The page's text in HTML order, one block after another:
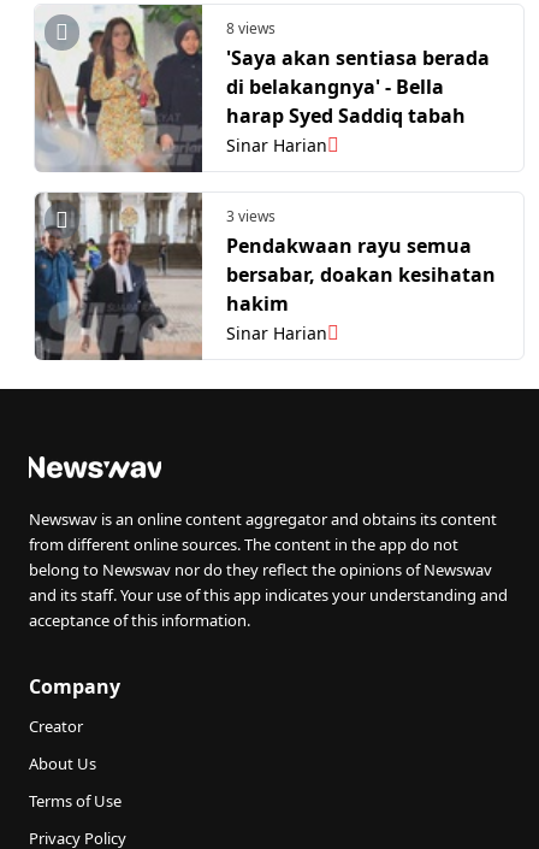
8 views
'Saya akan sentiasa berada
di belakangnya' - Bella
harap Syed Saddiq tabah
Sinar Harian
3 views
Pendakwaan rayu semua
bersabar, doakan kesihatan
hakim
Sinar Harian
Newswav is an online content aggregator and obtains its content
from different online sources. The content in the app do not
belong to Newswav nor do they reflect the opinions of Newswav
and its staff. Your use of this app indicates your understanding and
acceptance of this information.
Company
Creator
About Us
Terms of Use
Privacy Policy